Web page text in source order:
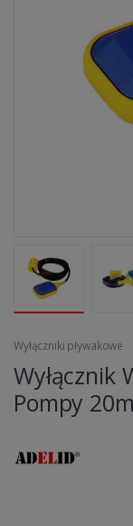
Wyłączniki pływakowe
Wyłącznik
Pompy